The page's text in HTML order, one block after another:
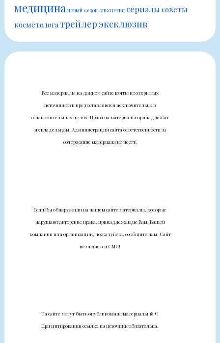
медицина новый сезон онкология сериалы советы
косметологатрейлер эксклюзив
Все материалы на данном сайте взяты из открытых
источников и предоставляются исключительно в
ознакомительных целях. Права на материалы принадлежат
их владельцам. Администрация сайта ответственности за
содержание материала не несет.
Если Вы обнаружили на нашем сайте материалы, которые
нарушают авторские права, принадлежащие Вам, Вашей
компании или организации, пожалуйста, сообщите нам. Сайт
не является СМИ!
На сайте могут быть опубликованы материалы 18+!
При цитировании ссылка на источник обязательна.